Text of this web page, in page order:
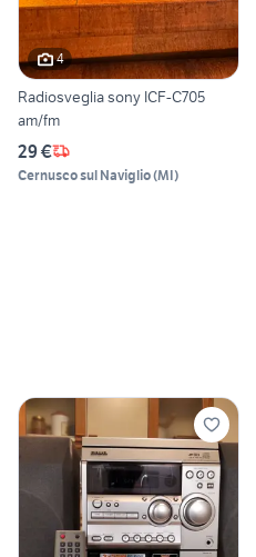
4
Radiosveglia sony ICF-C705
am/fm
29 €
Cernusco sul Naviglio(MI)